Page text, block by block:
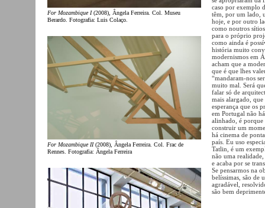
For Mozambique I(2008), Ângela Ferreira. Col. Museu
Berardo. Fotografia: Luis Colaço.
For Mozambique II(2008), Ângela Ferreira. Col. Frac de
Rennes. Fotografia: Ângela Ferreira
caso por exemplo
têm, por um lado,
hoje, e por outro
como noutros
para o próprio
como ainda é
história muito
modernismos em
acham que a
que é que lhes
“mandaram-nos
muito mal. Será
falar só de
mais alargado,
esperança que os
em Portugal não
alinhado, é porque
construir um
há cinema de
país. Eu uso
Tatlin, é um
não uma
e acaba por se
Se pensarmos na
belíssimas, são de
agradável,
são bem